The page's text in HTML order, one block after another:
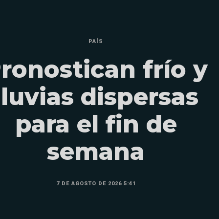
PAÍS
frío y
dispersas
para el fin de
semana
7 DE AGOSTO DE 2026 5:41